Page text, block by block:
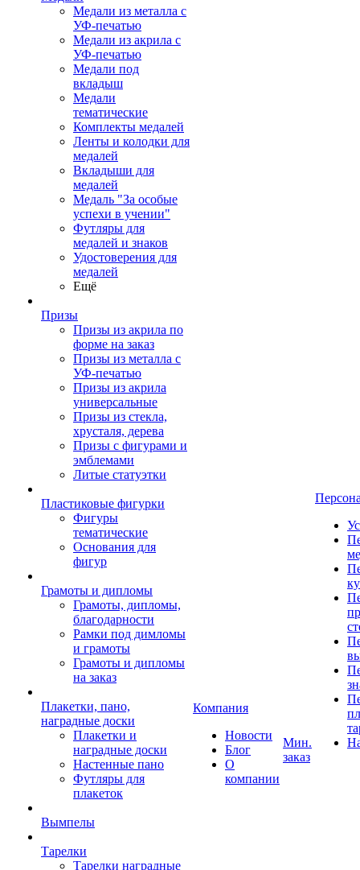
Медали из металла с
УФ-печатью
Медали из акрила с
УФ-печатью
Медали под
вкладыш
Медали
тематические
Комплекты медалей
Ленты и колодки для
медалей
Вкладыши для
медалей
Медаль "За особые
успехи в учении"
Футляры для
медалей и знаков
Удостоверения для
медалей
Ещё
Призы
Призы из акрила по
форме на заказ
Призы из металла с
УФ-печатью
Призы из акрила
универсальные
Призы из стекла,
хрусталя, дерева
Призы с фигурами и
эмблемами
Литые статуэтки
Пластиковые фигурки
Фигуры
тематические
Основания для
фигур
Грамоты и дипломы
Грамоты, дипломы,
благодарности
Рамки под димломы
и грамоты
Грамоты и дипломы
на заказ
Плакетки, пано,
наградные доски
Плакетки и
наградные доски
Настенные пано
Футляры для
плакеток
Вымпелы
Тарелки
Тарелки наградные
Компания
Новости
Блог
О
компании
Мин.
заказ